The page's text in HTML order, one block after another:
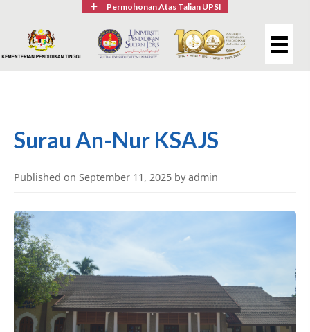
Permohonan Atas Talian UPSI
Surau An-Nur KSAJS
Published on September 11, 2025 by admin